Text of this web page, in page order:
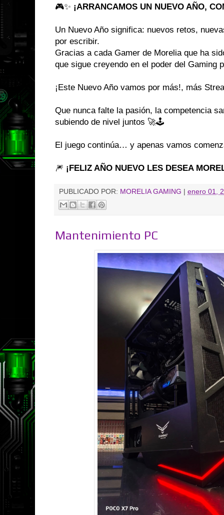
🎮✨ ¡ARRANCAMOS UN NUEVO AÑO,
Un Nuevo Año significa: nuevos retos,
por escribir.
Gracias a cada Gamer de Morelia que ha
que sigue creyendo en el poder del Gaming
¡Este Nuevo Año vamos por más!, más
Que nunca falte la pasión, la competencia
subiendo de nivel juntos 🚀🕹️
El juego continúa… y apenas vamos
🎆 ¡FELIZ AÑO NUEVO LES DESEA
PUBLICADO POR: MORELIA GAMING enero 01,
Mantenimiento PC